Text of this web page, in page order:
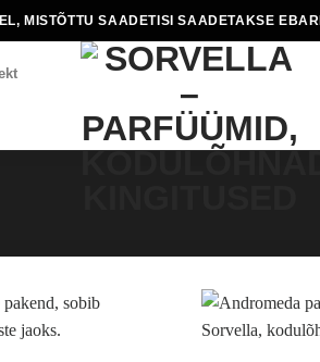
MISTÕTTU SAADETISI SAADETAKSE